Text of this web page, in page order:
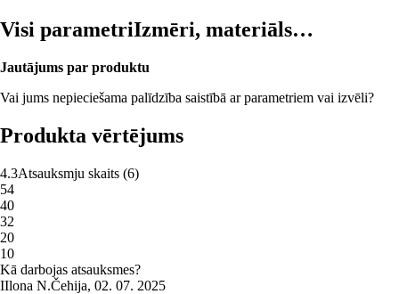
Visi parametriIzmēri, materiāls…
Jautājums par produktu
Vai jums nepieciešama palīdzība saistībā ar parametriem vai izvēli?
Produkta vērtējums
4.3Atsauksmju skaits (6)
54
40
32
20
10
Kā darbojas atsauksmes?
IIlona N.Čehija, 02. 07. 2025